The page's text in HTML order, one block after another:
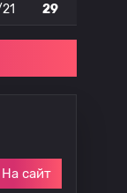
29
На сайт